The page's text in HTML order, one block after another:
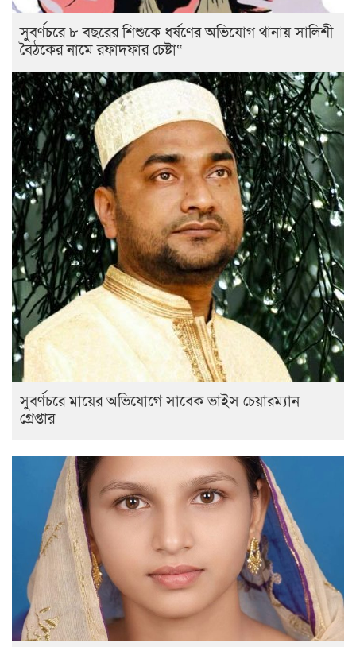
সুবর্ণচরে ৮ বছরের শিশুকে ধর্ষণের অভিযোগ থানায় সালিশী
বৈঠকের নামে রফাদফার চেষ্টা“
সুবর্ণচরে মায়ের অভিযোগে সাবেক ভাইস চেয়ারম্যান
গ্রেপ্তার